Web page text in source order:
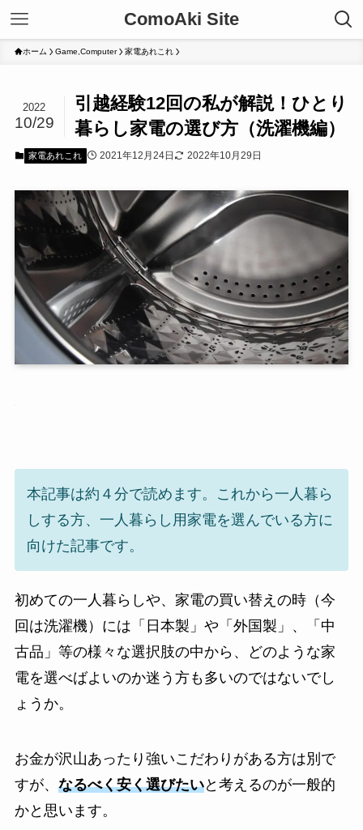
ComoAki Site
ホーム Game,Computer 家電あれこれ
引越経験12回の私が解説！ひとり
暮らし家電の選び方（洗濯機編）
2022
10/29
家電あれこれ 2021年12月24日 2022年10月29日
本記事は約４分で読めます。これから一人暮ら
しする方、一人暮らし用家電を選んでいる方に
向けた記事です。
初めての一人暮らしや、家電の買い替えの時（今
回は洗濯機）には「日本製」や「外国製」、「中
古品」等の様々な選択肢の中から、どのような家
電を選べばよいのか迷う方も多いのではないでし
ょうか。
お金が沢山あったり強いこだわりがある方は別で
すが、 なるべく安く選びたいと考えるのが一般的
かと思います。